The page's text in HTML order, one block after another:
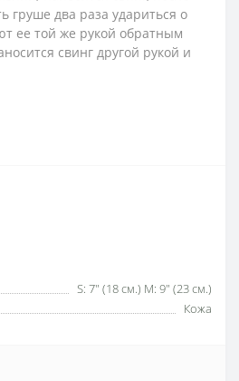
груше два раза удариться о
ее той же рукой обратным
свинг другой рукой и
S: 7" (18 см.) M: 9" (23 см.)
Кожа